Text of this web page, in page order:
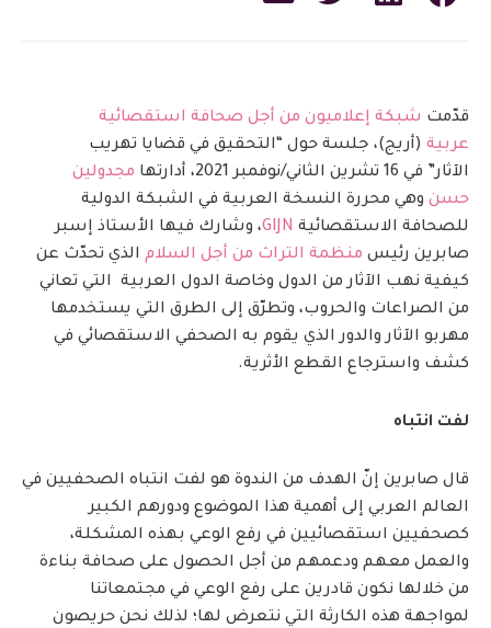
قدّمت شبكة إعلاميون من أجل صحافة استقصائية
عربية(أريج)، جلسة حول “التحقيق في قضايا تهريب
الآثار” في 16 تشرين الثاني/نوفمبر 2021، أدارتها
مجدولين
حسن وهي محررة النسخة العربية في الشبكة الدولية
للصحافة الاستقصائية GIJN، وشارك فيها الأستاذ إسبر
صابرين رئيس منظمة التراث من أجل السلام الذي تحدّث عن
كيفية نهب الآثار من الدول وخاصة الدول العربية التي تعاني
من الصراعات والحروب، وتطرّق إلى الطرق التي يستخدمها
مهربو الآثار والدور الذي يقوم به الصحفي الاستقصائي في
كشف واسترجاع القطع الأثرية.
لفت انتباه
قال صابرين إنّ الهدف من الندوة هو لفت انتباه الصحفيين في
العالم العربي إلى أهمية هذا الموضوع ودورهم الكبير
كصحفيين استقصائيين في رفع الوعي بهذه المشكلة،
والعمل معهم ودعمهم من أجل الحصول على صحافة بناءة
من خلالها نكون قادرين على رفع الوعي في مجتمعاتنا
لمواجهة هذه الكارثة التي نتعرض لها؛ لذلك نحن حريصون